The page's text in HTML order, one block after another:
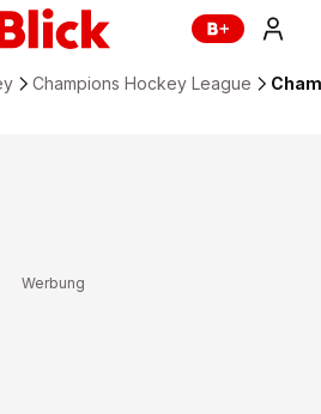
Champions Hockey League